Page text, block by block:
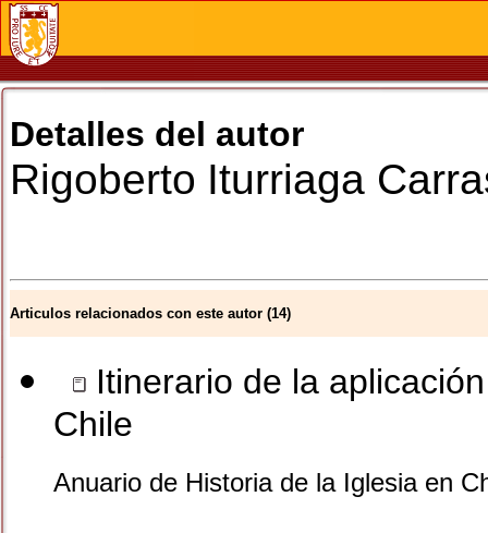
Detalles del autor
Rigoberto Iturriaga
Articulos relacionados con este autor (14)
Itinerario de la
Chile
Anuario de Historia de la Iglesia en